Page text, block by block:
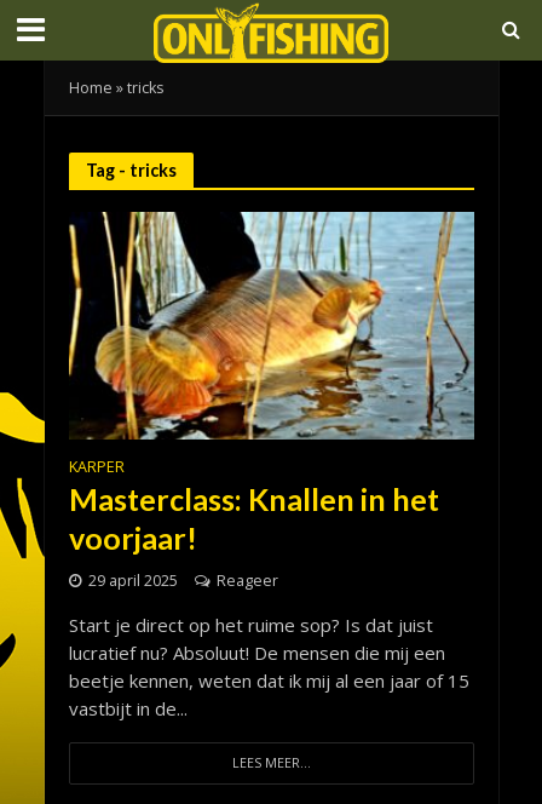
Home »tricks
Tag - tricks
KARPER
Masterclass: Knallen in het
voorjaar!
29 april 2025 Reageer
Start je direct op het ruime sop? Is dat juist
lucratief nu? Absoluut! De mensen die mij een
beetje kennen, weten dat ik mij al een jaar of 15
vastbijt in de...
LEES MEER...